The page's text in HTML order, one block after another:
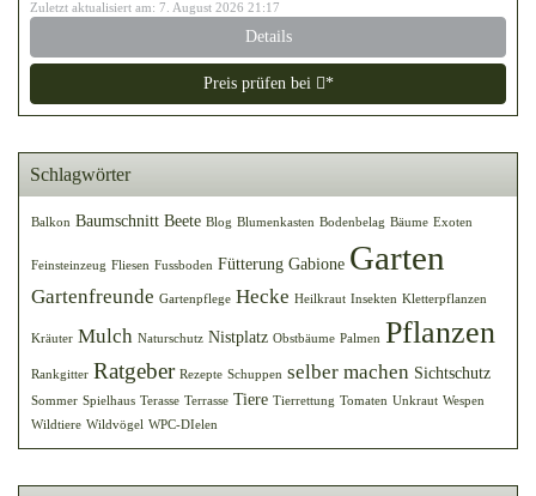
Zuletzt aktualisiert am: 7. August 2026 21:17
Details
Preis prüfen bei *
Schlagwörter
Balkon Baumschnitt Beete Blog Blumenkasten Bodenbelag Bäume Exoten
Feinsteinzeug Fliesen Fussboden Fütterung Gabione Garten
Gartenfreunde Gartenpflege Hecke Heilkraut Insekten Kletterpflanzen
Kräuter Mulch Naturschutz Nistplatz Obstbäume Palmen Pflanzen
Rankgitter Ratgeber Rezepte Schuppen selber machen Sichtschutz
Sommer Spielhaus Terasse Terrasse Tiere Tierrettung Tomaten Unkraut Wespen
Wildtiere Wildvögel WPC-DIelen